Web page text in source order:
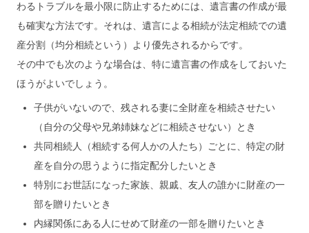
わるトラブルを最小限に防止するためには、遺言書の作成が最
も確実な方法です。それは、遺言による相続が法定相続での遺
産分割（均分相続という）より優先されるからです。
その中でも次のような場合は、特に遺言書の作成をしておいた
ほうがよいでしょう。
子供がいないので、残される妻に全財産を相続させたい
（自分の父母や兄弟姉妹などに相続させない）とき
共同相続人（相続する何人かの人たち）ごとに、特定の財
産を自分の思うように指定配分したいとき
特別にお世話になった家族、親戚、友人の誰かに財産の一
部を贈りたいとき
内縁関係にある人にせめて財産の一部を贈りたいとき